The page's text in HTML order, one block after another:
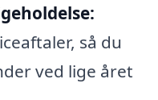
så du
ved lige året